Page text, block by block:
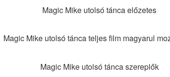
Magic Mike utolsó tánca előzetes
Magic Mike utolsó tánca teljes film magyarul
Magic Mike utolsó tánca szereplők